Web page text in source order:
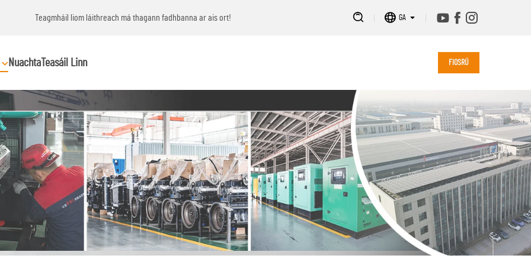
Teagmháil liom láithreach má thagann fadhbanna ar ais ort! GA
NuachtaTeasáil Linn FIOSRÚ